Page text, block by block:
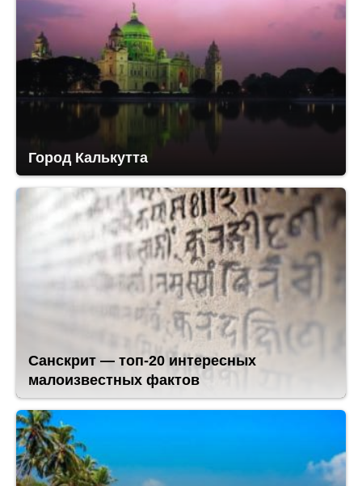
Город Калькутта
Санскрит — топ-20 интересных
малоизвестных фактов